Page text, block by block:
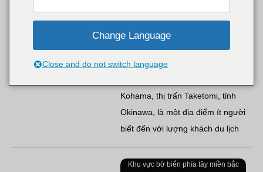
Coral Beach / Thị trấn Taketomi,
riêng tư trên đảo Kohama, nơi vẫn
còn lưu giữ thiên nhiên hoang
sơ…
Kohama, thị trấn Taketomi, tỉnh
Okinawa, là một địa điểm ít người
biết đến với lượng khách du lịch
thưa thớt và thiên nhiên hoang sơ
vẫn còn nguyên vẹn. Đúng như
Khu vực bờ biển phía tây miền bắc
Change Language
Close and do not switch language